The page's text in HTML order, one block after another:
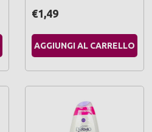
€1,49
AGGIUNGI AL CARRELLO